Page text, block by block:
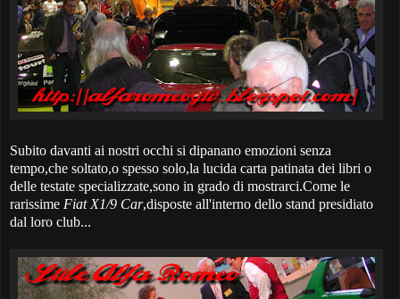
Subito davanti ai nostri occhi si dipanano emozioni senza
tempo,che soltato,o spesso solo,la lucida carta patinata dei libri o
delle testate specializzate,sono in grado di mostrarci.Come le
rarissime Fiat X1/9 Car,disposte all'interno dello stand presidiato
dal loro club...